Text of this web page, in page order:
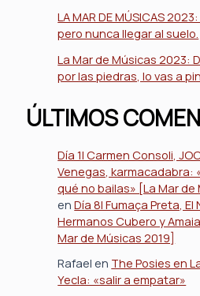
LA MAR DE MÚSICAS
pero nunca llegar al suelo.
La Mar de Músicas 2023:
por las piedras, lo vas a
ÚLTIMOS
Día 1| Carmen Consoli,
Venegas, karmacadabra:
qué no bailas» [La Mar
enDía 8| Fumaça Preta, El
Hermanos Cubero y
Mar de Músicas 2019]
Rafael en The Posies en
Yecla: «salir a empatar»